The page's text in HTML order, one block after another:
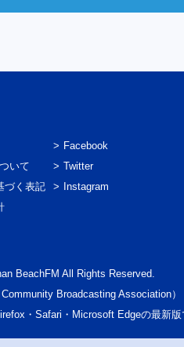
いて
づく表記
Facebook
Twitter
Instagram
BeachFM All Rights Reserved.
Broadcasting Association）
・Safari・Microsoft Edgeの最新版